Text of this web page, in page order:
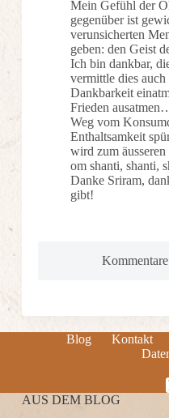
Mein Gefühl der
gegenüber ist
verunsicherten
geben: den Geist
Ich bin dankbar,
vermittle dies
Dankbarkeit
Frieden
Weg vom
Enthaltsamkeit
wird zum äusseren
om shanti, shanti,
Danke Sriram,
gibt!
Blog Kontakt
AUS DEM BLOG